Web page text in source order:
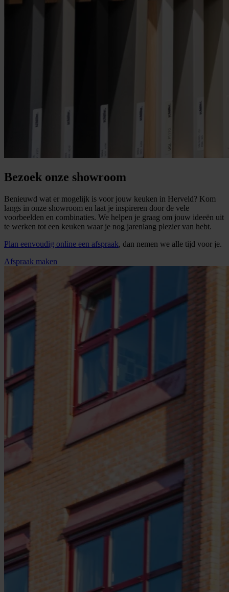
Bezoek onze showroom
Benieuwd wat er mogelijk is voor jouw keuken in Herveld? Kom
langs in onze showroom en laat je inspireren door de vele
voorbeelden en combinaties. We helpen je graag om jouw ideeën uit
te werken tot een keuken waar je nog jarenlang plezier van hebt.
Plan eenvoudig online een afspraak, dan nemen we alle tijd voor je.
Afspraak maken